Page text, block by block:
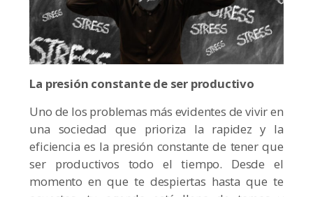
La presión constante de ser productivo
Uno de los problemas más evidentes de vivir en
una sociedad que prioriza la rapidez y la
eficiencia es la presión constante de tener que
ser productivos todo el tiempo. Desde el
momento en que te despiertas hasta que te